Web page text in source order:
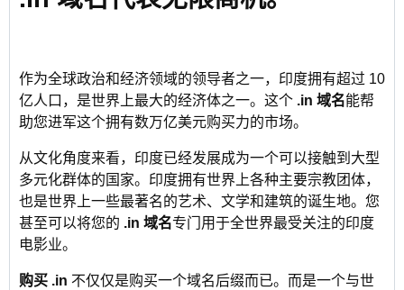
作为全球政治和经济领域的领导者之一，印度拥有超过 10
亿人口，是世界上最大的经济体之一。这个 .in 域名能帮
助您进军这个拥有数万亿美元购买力的市场。
从文化角度来看，印度已经发展成为一个可以接触到大型
多元化群体的国家。印度拥有世界上各种主要宗教团体，
也是世界上一些最著名的艺术、文学和建筑的诞生地。您
甚至可以将您的 .in 域名专门用于全世界最受关注的印度
电影业。
购买 .in 不仅仅是购买一个域名后缀而已。而是一个与世